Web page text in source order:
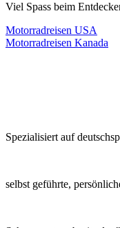
Viel Spass beim
Motorradreisen USA
Motorradreisen Kanada
Spezialisiert auf
selbst geführte,